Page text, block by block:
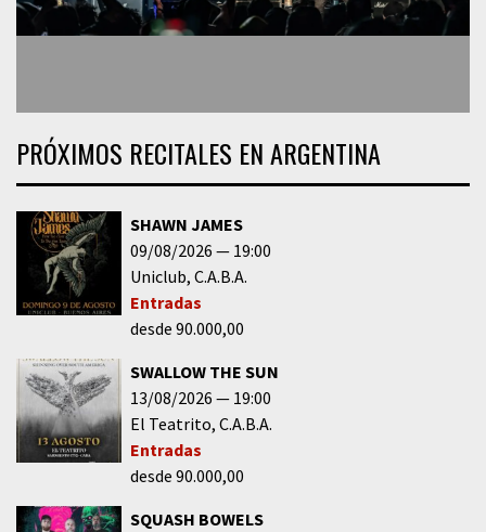
PRÓXIMOS RECITALES EN ARGENTINA
SHAWN JAMES
09/08/2026
19:00
Uniclub C.A.B.A.
Entradas
desde 90.000,00
SWALLOW THE SUN
13/08/2026
19:00
El Teatrito C.A.B.A.
Entradas
desde 90.000,00
SQUASH BOWELS